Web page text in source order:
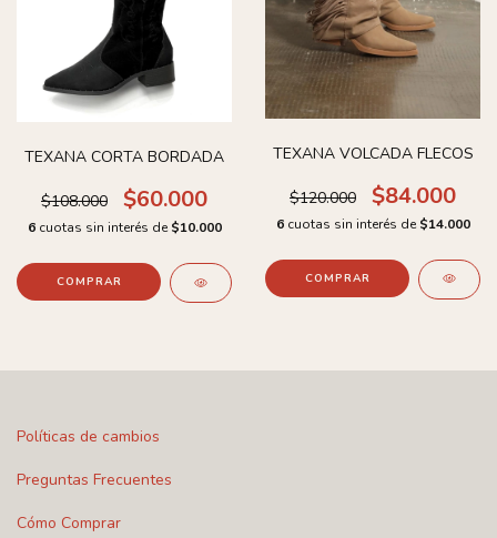
TEXANA CORTA BORDADA
$108.000 $60.000
6 cuotas sin interés de $10.000
COMPRAR
TEXANA VOLCADA FLECOS
$120.000 $84.000
6 cuotas sin interés de $14.000
COMPRAR
Políticas de cambios
Preguntas Frecuentes
Cómo Comprar